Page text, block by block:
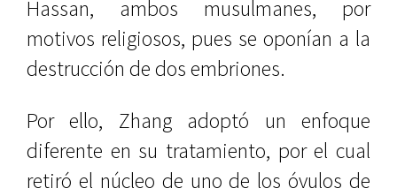
Hassan, ambos musulmanes, por
motivos religiosos, pues se oponían a la
destrucción de dos embriones.
Por ello, Zhang adoptó un enfoque
diferente en su tratamiento, por el cual
retiró el núcleo de uno de los óvulos de